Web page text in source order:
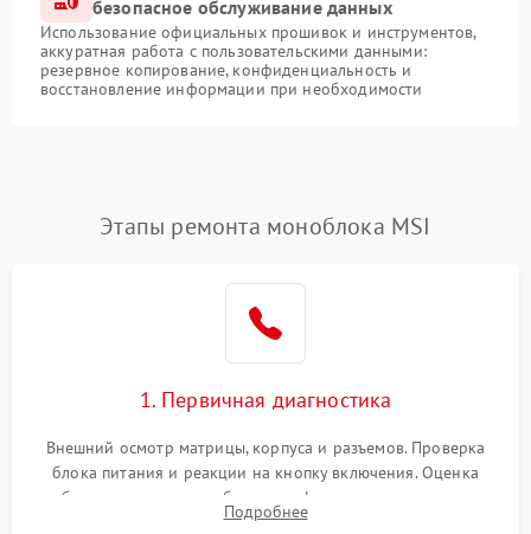
безопасное обслуживание данных
Использование официальных прошивок и инструментов,
аккуратная работа с пользовательскими данными:
резервное копирование, конфиденциальность и
восстановление информации при необходимости
Этапы ремонта моноблока MSI
1. Первичная диагностика
Внешний осмотр матрицы, корпуса и разъемов. Проверка
блока питания и реакции на кнопку включения. Оценка
изображения, звука и работы периферии для сужения круга
возможных неисправностей перед вскрытием.
Подробнее